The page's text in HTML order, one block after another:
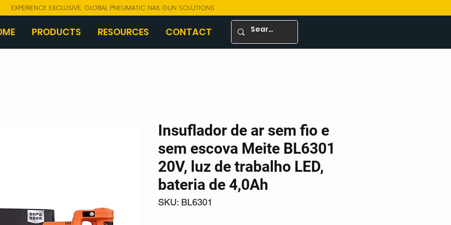
EXPERIENCE EXCLUSIVE, GLOBAL PNEUMATIC NAIL GUN SOLUTIONS
PRODUCTS RESOURCES CONTACT
Insuflador de ar sem fio e
sem escova Meite BL6301
20V, luz de trabalho LED,
bateria de 4,0Ah
SKU: BL6301